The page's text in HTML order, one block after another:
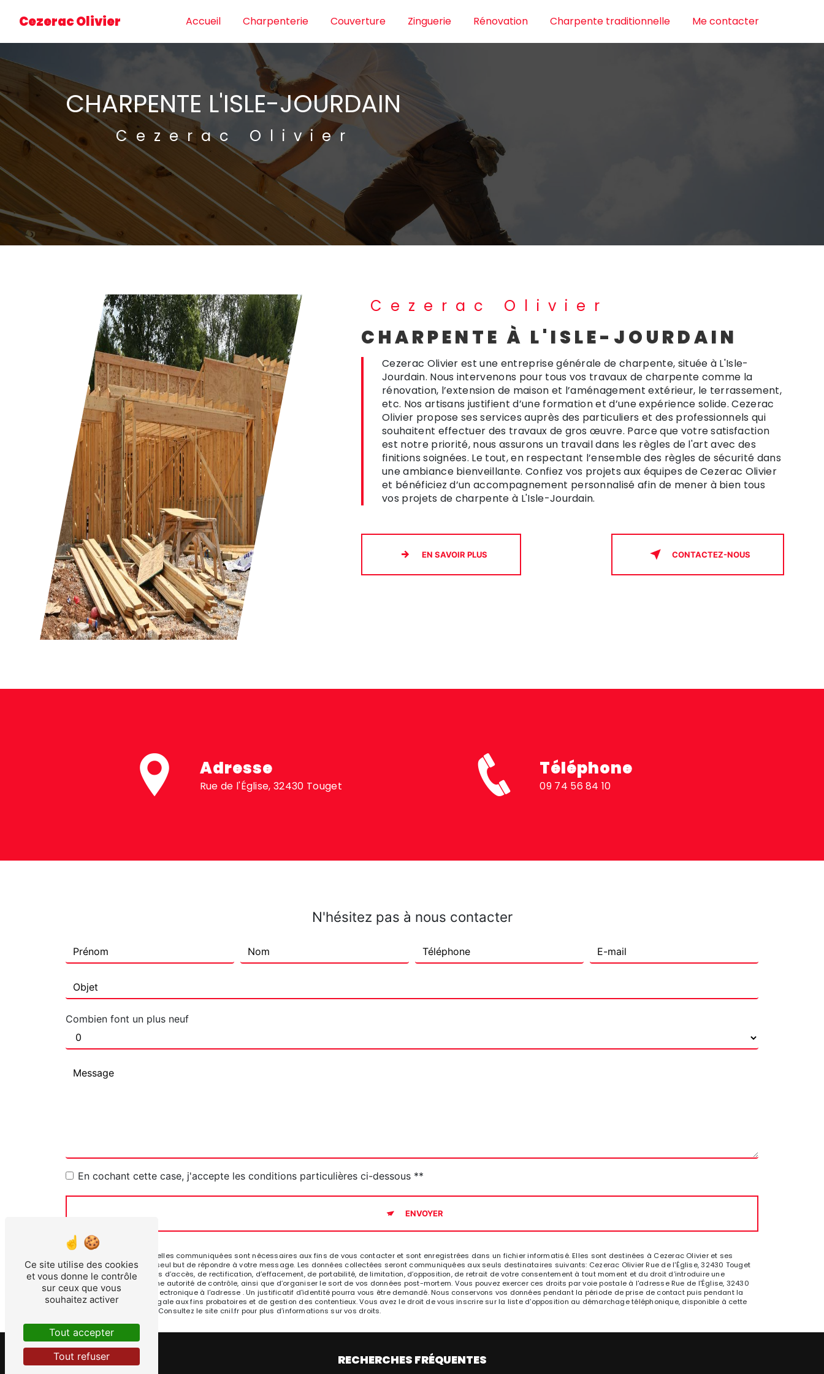
Cezerac Olivier Accueil Charpenterie Couverture Zinguerie Rénovation Charpente traditionnelle Me contacter
CHARPENTE L'ISLE-JOURDAIN
Cezerac Olivier
Cezerac Olivier
CHARPENTE À L'ISLE-JOURDAIN
Cezerac Olivier est une entreprise générale de charpente, située à L'Isle-
Jourdain. Nous intervenons pour tous vos travaux de charpente comme la
rénovation, l’extension de maison et l’aménagement extérieur, le terrassement,
etc. Nos artisans justifient d’une formation et d’une expérience solide. Cezerac
Olivier propose ses services auprès des particuliers et des professionnels qui
souhaitent effectuer des travaux de gros œuvre. Parce que votre satisfaction
est notre priorité, nous assurons un travail dans les règles de l'art avec des
finitions soignées. Le tout, en respectant l’ensemble des règles de sécurité dans
une ambiance bienveillante. Confiez vos projets aux équipes de Cezerac Olivier
et bénéficiez d’un accompagnement personnalisé afin de mener à bien tous
vos projets de charpente à L'Isle-Jourdain.
EN SAVOIR PLUS CONTACTEZ-NOUS
Adresse
Rue de l'Église, 32430 Touget
Téléphone
09 74 56 84 10
N'hésitez pas à nous contacter
Combien font un plus neuf
En cochant cette case, j'accepte les conditions particulières ci-dessous **
ENVOYER
** Les données personnelles communiquées sont nécessaires aux fins de vous contacter et sont enregistrées dans un fichier informatisé. Elles sont destinées à Cezerac Olivier et ses
sous-traitants dans le seul but de répondre à votre message. Les données collectées seront communiquées aux seuls destinataires suivants: Cezerac Olivier Rue de l'Église, 32430 Touget
. Vous disposez de droits d’accès, de rectification, d’effacement, de portabilité, de limitation, d’opposition, de retrait de votre consentement à tout moment et du droit d’introduire une
réclamation auprès d’une autorité de contrôle, ainsi que d’organiser le sort de vos données post-mortem. Vous pouvez exercer ces droits par voie postale à l'adresse Rue de l'Église, 32430
Touget ou par courrier électronique à l'adresse . Un justificatif d'identité pourra vous être demandé. Nous conservons vos données pendant la période de prise de contact puis pendant la
durée de prescription légale aux fins probatoires et de gestion des contentieux. Vous avez le droit de vous inscrire sur la liste d'opposition au démarchage téléphonique, disponible à cette
. Consultez le site cnil.fr pour plus d’informations sur vos droits.
RECHERCHES FRÉQUENTES
Ce site utilise des cookies
et vous donne le contrôle
sur ceux que vous
souhaitez activer
Tout accepter
Tout refuser